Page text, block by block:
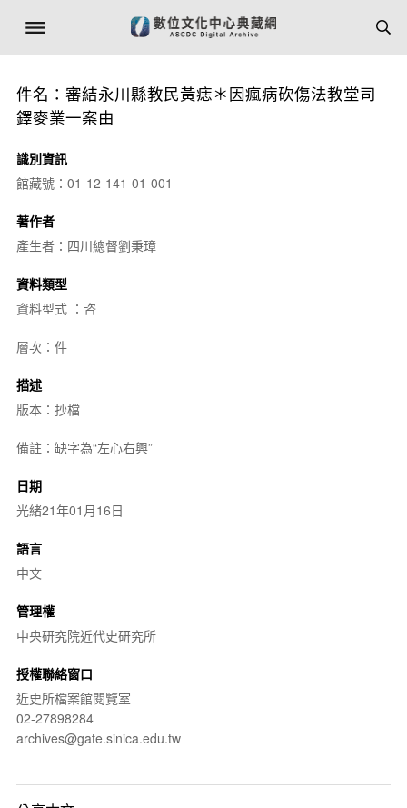
件名：審結永川縣教民黃痣＊因瘋病砍傷法教堂司
鐸麥業一案由
識別資訊
館藏號：01-12-141-01-001
著作者
產生者：四川總督劉秉璋
資料類型
資料型式 ：咨
層次：件
描述
版本：抄檔
備註：缺字為“左心右興”
日期
光緒21年01月16日
語言
中文
管理權
中央研究院近代史研究所
授權聯絡窗口
近史所檔案館閱覽室
02-27898284
archives@gate.sinica.edu.tw